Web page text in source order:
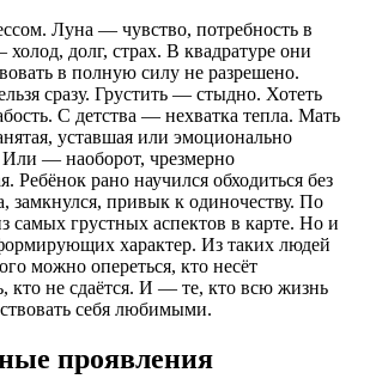
Луна — чувство, потребность в
долг, страх. В квадратуре они
в полную силу не разрешено.
сразу. Грустить — стыдно. Хотеть
С детства — нехватка тепла. Мать
уставшая или эмоционально
Или — наоборот, чрезмерно
Ребёнок рано научился обходиться без
замкнулся, привык к одиночеству. По
самых грустных аспектов в карте. Но и
характер. Из таких людей
можно опереться, кто несёт
кто не сдаётся. И — те, кто всю жизнь
себя любимыми.
проявления